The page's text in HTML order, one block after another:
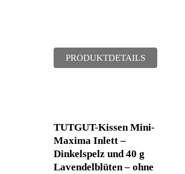
PRODUKTDETAILS
TUTGUT-Kissen Mini-
Maxima Inlett –
Dinkelspelz und 40 g
Lavendelblüten – ohne